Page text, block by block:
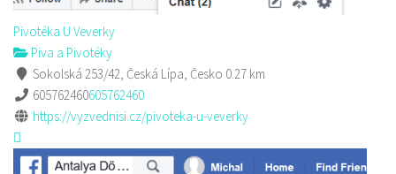
Pivotéka U Veverky
Piva a Pivotéky
Sokolská 253/42, Česká Lípa, Česko 0.27 km
605762460605762460
https://vyzvednisi.cz/pivoteka-u-veverky